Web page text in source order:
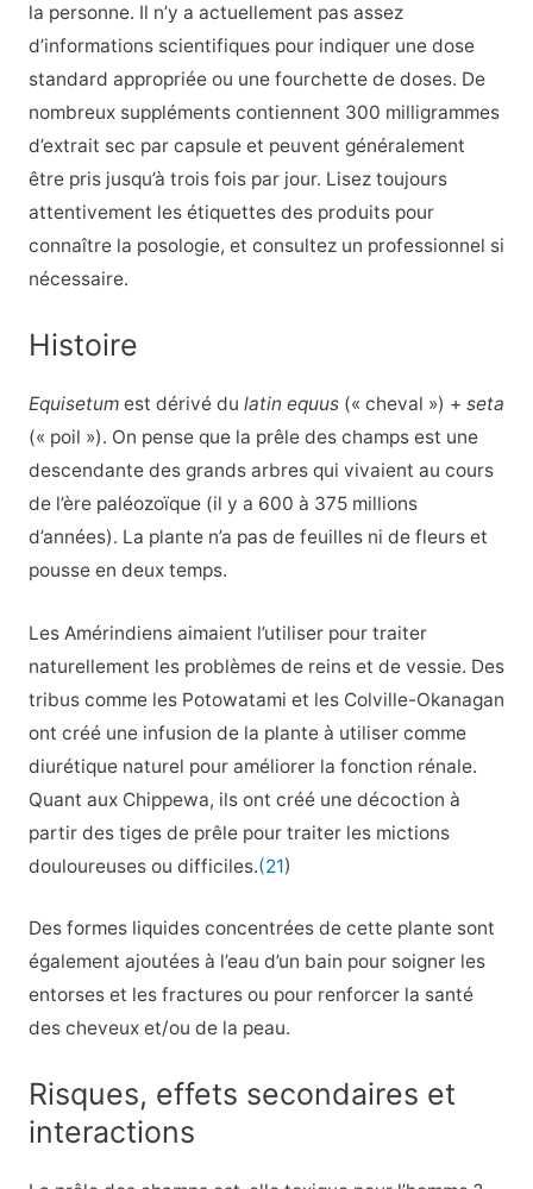
la personne. Il n’y a actuellement pas assez
d’informations scientifiques pour indiquer une dose
standard appropriée ou une fourchette de doses. De
nombreux suppléments contiennent 300 milligrammes
d’extrait sec par capsule et peuvent généralement
être pris jusqu’à trois fois par jour. Lisez toujours
attentivement les étiquettes des produits pour
connaître la posologie, et consultez un professionnel si
nécessaire.
Histoire
Equisetumest dérivé du latin equus(« cheval ») + seta
(« poil »). On pense que la prêle des champs est une
descendante des grands arbres qui vivaient au cours
de l’ère paléozoïque (il y a 600 à 375 millions
d’années). La plante n’a pas de feuilles ni de fleurs et
pousse en deux temps.
Les Amérindiens aimaient l’utiliser pour traiter
naturellement les problèmes de reins et de vessie. Des
tribus comme les Potowatami et les Colville-Okanagan
ont créé une infusion de la plante à utiliser comme
diurétique naturel pour améliorer la fonction rénale.
Quant aux Chippewa, ils ont créé une décoction à
partir des tiges de prêle pour traiter les mictions
douloureuses ou difficiles.(21)
Des formes liquides concentrées de cette plante sont
également ajoutées à l’eau d’un bain pour soigner les
entorses et les fractures ou pour renforcer la santé
des cheveux et/ou de la peau.
Risques, effets secondaires et
interactions